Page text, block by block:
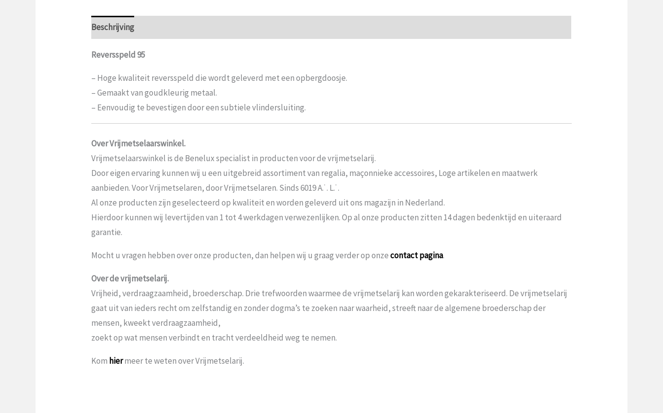
Beschrijving
Reversspeld 95
– Hoge kwaliteit reversspeld die wordt geleverd met een opbergdoosje.
– Gemaakt van goudkleurig metaal.
– Eenvoudig te bevestigen door een subtiele vlindersluiting.
Over Vrijmetselaarswinkel.
Vrijmetselaarswinkel is de Benelux specialist in producten voor de vrijmetselarij.
Door eigen ervaring kunnen wij u een uitgebreid assortiment van regalia, maçonnieke accessoires, Loge artikelen en maatwerk
aanbieden. Voor Vrijmetselaren, door Vrijmetselaren. Sinds 6019 A.˙. L.˙.
Al onze producten zijn geselecteerd op kwaliteit en worden geleverd uit ons magazijn in Nederland.
Hierdoor kunnen wij levertijden van 1 tot 4 werkdagen verwezenlijken. Op al onze producten zitten 14 dagen bedenktijd en uiteraard
garantie.
Mocht u vragen hebben over onze producten, dan helpen wij u graag verder op onzecontact pagina.
Over de vrijmetselarij.
Vrijheid, verdraagzaamheid, broederschap. Drie trefwoorden waarmee de vrijmetselarij kan worden gekarakteriseerd. De vrijmetselarij
gaat uit van ieders recht om zelfstandig en zonder dogma’s te zoeken naar waarheid, streeft naar de algemene broederschap der
mensen, kweekt verdraagzaamheid,
zoekt op wat mensen verbindt en tracht verdeeldheid weg te nemen.
Kom hiermeer te weten over Vrijmetselarij.